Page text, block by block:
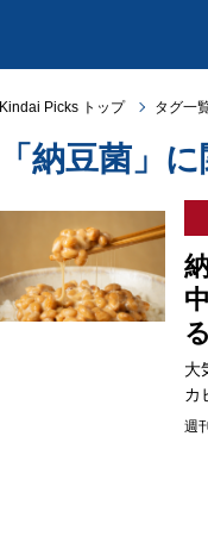
Kindai Picks トップ タグ一
「納豆菌」
大
カ
週